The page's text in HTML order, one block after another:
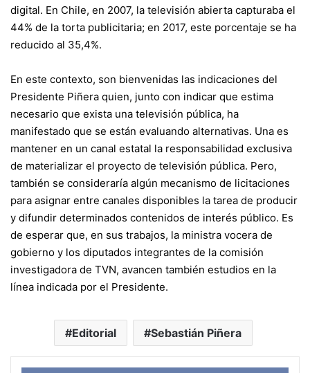
digital. En Chile, en 2007, la televisión abierta capturaba el
44% de la torta publicitaria; en 2017, este porcentaje se ha
reducido al 35,4%.
En este contexto, son bienvenidas las indicaciones del
Presidente Piñera quien, junto con indicar que estima
necesario que exista una televisión pública, ha
manifestado que se están evaluando alternativas. Una es
mantener en un canal estatal la responsabilidad exclusiva
de materializar el proyecto de televisión pública. Pero,
también se consideraría algún mecanismo de licitaciones
para asignar entre canales disponibles la tarea de producir
y difundir determinados contenidos de interés público. Es
de esperar que, en sus trabajos, la ministra vocera de
gobierno y los diputados integrantes de la comisión
investigadora de TVN, avancen también estudios en la
línea indicada por el Presidente.
Editorial Sebastián Piñera